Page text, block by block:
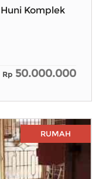
Komplek
Rp 50.000.000
RUMAH